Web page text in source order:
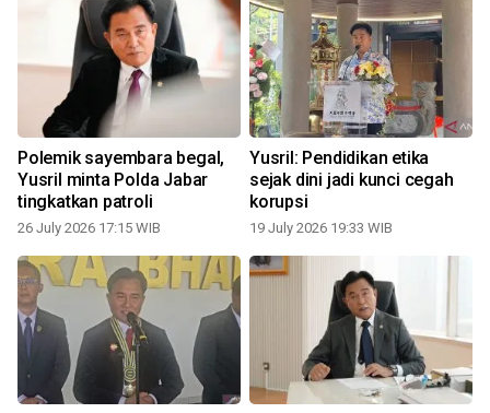
Polemik sayembara begal,
Yusril minta Polda Jabar
tingkatkan patroli
26 July 2026 17:15 WIB
Yusril: Pendidikan etika
sejak dini jadi kunci cegah
korupsi
19 July 2026 19:33 WIB